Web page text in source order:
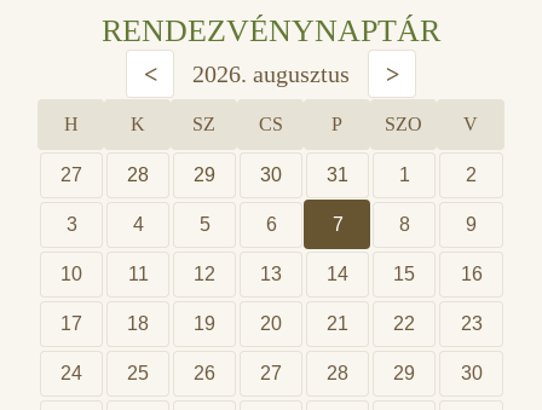
RENDEZVÉNYNAPTÁR
< 2026. augusztus >
H K SZ CS P SZO V
27 28 29 30 31 1 2
3 4 5 6 7 8 9
10 11 12 13 14 15 16
17 18 19 20 21 22 23
24 25 26 27 28 29 30